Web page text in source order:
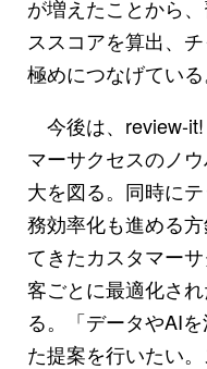
が増えたことから
ススコアを算出、
極めにつなげている
今後は、review-
マーサクセスのノ
大を図る。同時に
務効率化も進める
てきたカスタマー
客ごとに最適化さ
る。「データやAI
た提案を行いたい